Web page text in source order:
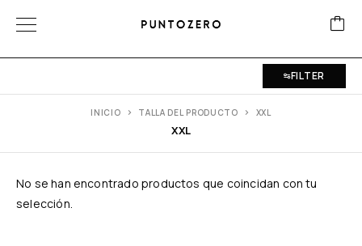
FILTER
XXL
INICIO TALLA DEL PRODUCTO XXL
No se han encontrado productos que coincidan con tu
selección.